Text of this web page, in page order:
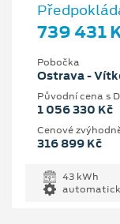
739 431
Pobočka
Ostrava -
Původní cena s
1 056 330 Kč
Cenové
316 899 Kč
43 kWh